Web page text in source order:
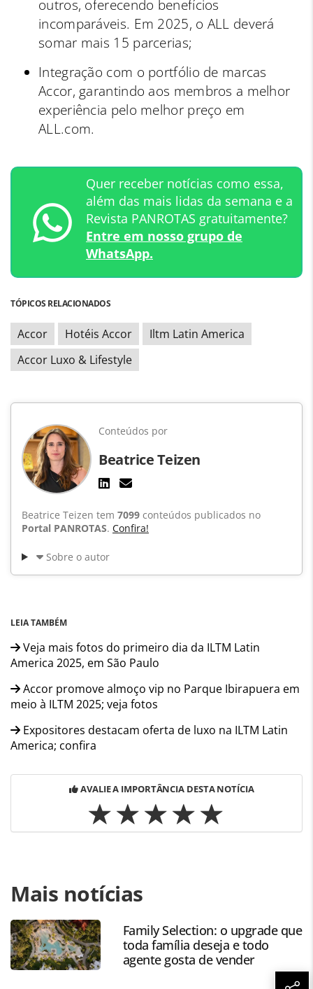
outros, oferecendo benefícios
incomparáveis. Em 2025, o ALL deverá
somar mais 15 parcerias;
Integração com o portfólio de marcas
Accor, garantindo aos membros a melhor
experiência pelo melhor preço em
ALL.com.
Quer receber notícias como essa,
além das mais lidas da semana e a
Revista PANROTAS gratuitamente?
Entre em nosso grupo de
WhatsApp.
TÓPICOS RELACIONADOS
Accor Hotéis Accor
Iltm Latin America
Accor Luxo & Lifestyle
Conteúdos por
Beatrice Teizen
Beatrice Teizen tem 7099 conteúdos publicados no
Portal PANROTAS. Confira!
Sobre o autor
LEIA TAMBÉM
Veja mais fotos do primeiro dia da ILTM Latin
America 2025, em São Paulo
Accor promove almoço vip no Parque Ibirapuera em
meio à ILTM 2025; veja fotos
Expositores destacam oferta de luxo na ILTM Latin
America; confira
AVALIE A IMPORTÂNCIA DESTA NOTÍCIA
https://www.panrotas.com.br/viagens-de-
luxo/hotelaria/2025/05/na-iltm-accor-apresenta-planos-
para-marcas-de-luxo-e-lifestyle-na-america-
latina_217094.html ou as ferramentas oferecidas na
página. Todo o conteúdo produzido pela PANROTAS
Editora é protegido pela legislação brasileira sobre direito
autoral. Não reproduza o conteúdo sem autorização da
Mais notícias
Family Selection: o upgrade que
toda família deseja e todo
agente gosta de vender